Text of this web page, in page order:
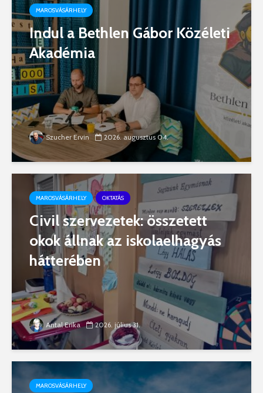
MAROSVÁSÁRHELY
Indul a Bethlen Gábor Közéleti
Akadémia
Szucher Ervin 2026. augusztus 04.
MAROSVÁSÁRHELY OKTATÁS
Civil szervezetek: összetett
okok állnak az iskolaelhagyás
hátterében
Antal Erika 2026. július 31.
MAROSVÁSÁRHELY